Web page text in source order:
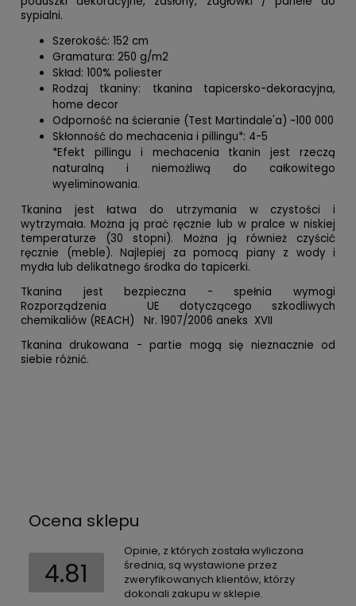
sypialni.
Szerokość: 152 cm
Gramatura: 250 g/m2
Skład: 100% poliester
Rodzaj tkaniny: tkanina tapicersko-dekoracyjna,
home decor
Odporność na ścieranie (Test Martindale'a) ~100 000
Skłonność do mechacenia i pillingu*: 4-5
*Efekt pillingu i mechacenia tkanin jest rzeczą
naturalną i niemożliwą do całkowitego
wyeliminowania.
Tkanina jest łatwa do utrzymania w czystości i
wytrzymała. Można ją prać ręcznie lub w pralce w niskiej
temperaturze (30 stopni). Można ją również czyścić
ręcznie (meble). Najlepiej za pomocą piany z wody i
mydła lub delikatnego środka do tapicerki.
Tkanina jest bezpieczna - spełnia wymogi
Rozporządzenia UE dotyczącego szkodliwych
chemikaliów (REACH) Nr. 1907/2006 aneks XVII
Tkanina drukowana - partie mogą się nieznacznie od
siebie różnić.
Ocena sklepu
4.81
Opinie, z których została wyliczona
średnia, są wystawione przez
zweryfikowanych klientów, którzy
dokonali zakupu w sklepie.